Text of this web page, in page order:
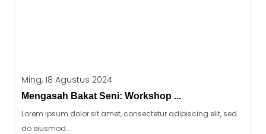
Ming, 18 Agustus 2024
Mengasah Bakat Seni: Workshop ...
Lorem ipsum dolor sit amet, consectetur adipiscing elit, sed
do eiusmod...